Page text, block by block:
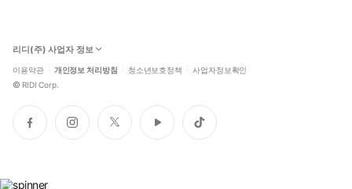
리디(주) 사업자 정보
이용약관 개인정보 처리방침 청소년보호정책 사업자정보확인
© RIDI Corp.
페
이
인
스
트
위
유
튜
틱
톡